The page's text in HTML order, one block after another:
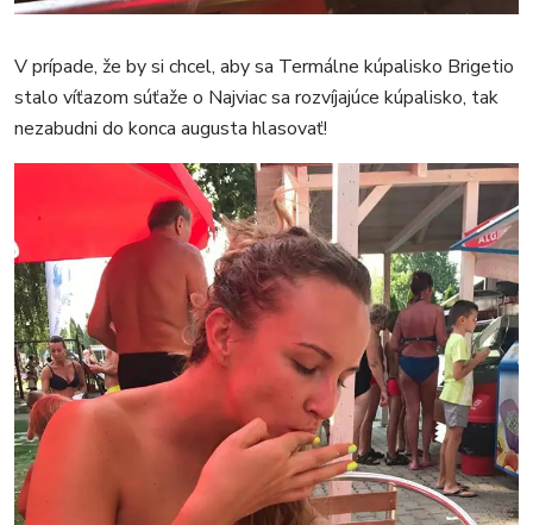
V prípade, že by si chcel, aby sa Termálne kúpalisko Brigetio
stalo víťazom súťaže o Najviac sa rozvíjajúce kúpalisko, tak
nezabudni do konca augusta hlasovať!